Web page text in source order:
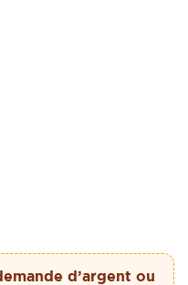
d’argent ou